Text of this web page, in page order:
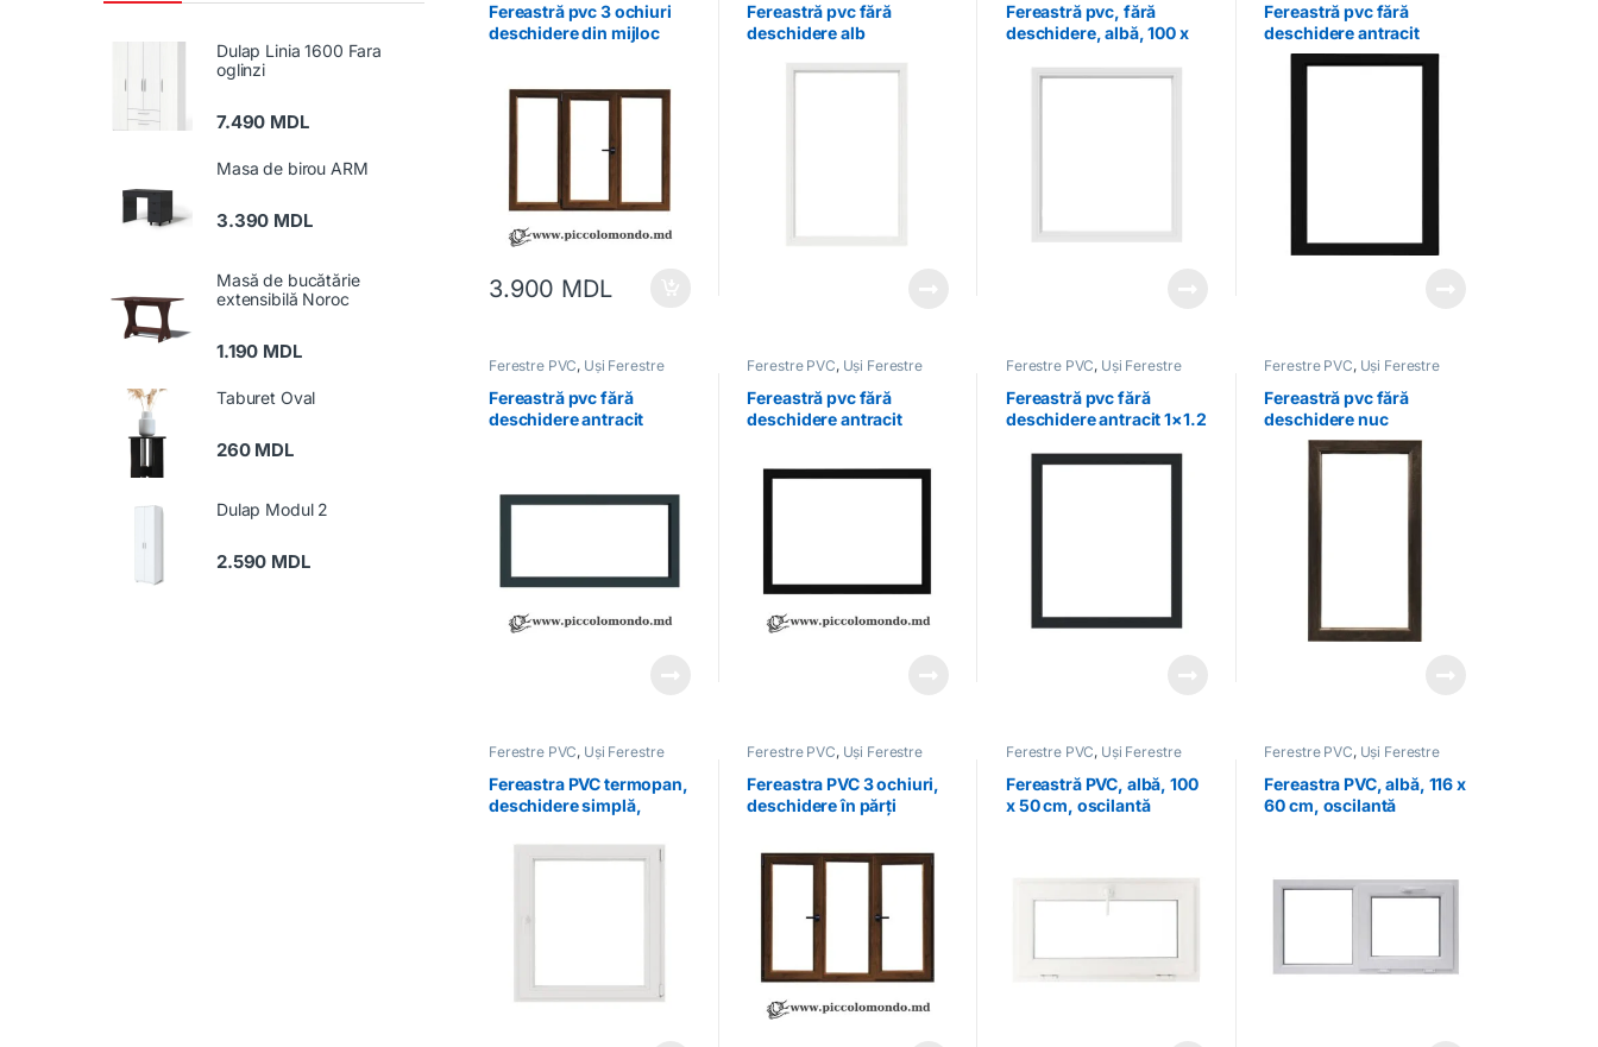
Fereastră pvc 3 ochiuri
deschidere din mijloc
3.900 MDL
Fereastră pvc fără
deschidere alb
Fereastră pvc, fără
deschidere, albă, 100 x
Fereastră pvc fără
deschidere antracit
Ferestre PVC, Uși Ferestre
Fereastră pvc fără
deschidere antracit
Ferestre PVC, Uși Ferestre
Fereastră pvc fără
deschidere antracit
Ferestre PVC, Uși Ferestre
Fereastră pvc fără
deschidere antracit 1×1.2
Ferestre PVC, Uși Ferestre
Fereastră pvc fără
deschidere nuc
Ferestre PVC, Uși Ferestre
Fereastra PVC termopan,
deschidere simplă,
Ferestre PVC, Uși Ferestre
Fereastra PVC 3 ochiuri,
deschidere în părți
Ferestre PVC, Uși Ferestre
Fereastră PVC, albă, 100
x 50 cm, oscilantă
Ferestre PVC, Uși Ferestre
Fereastra PVC, albă, 116 x
60 cm, oscilantă
Dulap Linia 1600 Fara
oglinzi
7.490 MDL
Masa de birou ARM
3.390 MDL
Masă de bucătărie
extensibilă Noroc
1.190 MDL
Taburet Oval
260 MDL
Dulap Modul 2
2.590 MDL